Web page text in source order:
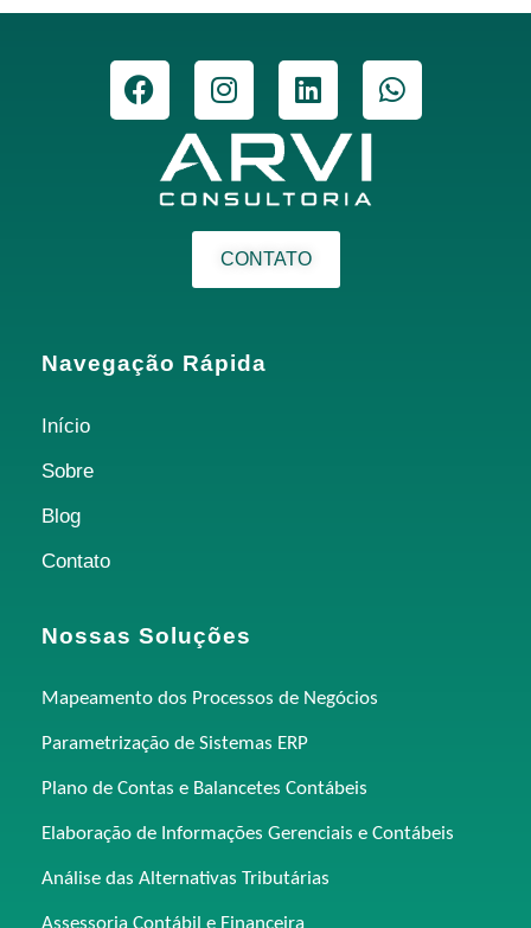
CONTATO
Navegação Rápida
Início
Sobre
Blog
Contato
Nossas Soluções
Mapeamento dos Processos de Negócios
Parametrização de Sistemas ERP
Plano de Contas e Balancetes Contábeis
Elaboração de Informações Gerenciais e Contábeis
Análise das Alternativas Tributárias